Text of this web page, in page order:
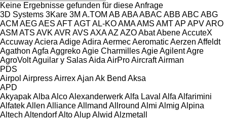
Keine Ergebnisse gefunden für diese Anfrage
3D Systems 3Kare 3M A.TOM AB ABAABAC ABB ABC ABG
ACM AEGAES AFTAGTAL-KOAMAAMS AMTAP APVARO
ASM ATS AVK AVR AVS AXAAZ AZOAbatAbeneAccuteX
AccuwayAciera AdigeAdira AermecAeromaticAerzen Affeldt
Agathon Agfa AggrekoAgie CharmillesAgieAgilentAgre
AgroVoltAguilar y SalasAida AirProAircraftAirman
PDS
Airpol AirpressAirrexAjan Ak Bend Aksa
APD
AkyapakAlba AlcoAlexanderwerkAlfa Laval Alfa Alfarimini
AlfatekAllen AllianceAllmand Allround Almi Almig Alpina
Altech AltendorfAltoAlupAlwid Alzmetall